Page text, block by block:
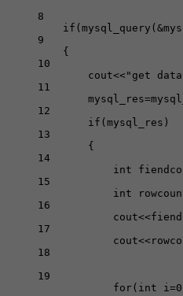
8
if ( mysql_query ( &
9
{
10
cout<<"get
11
mysql_res=
12
if (mysql_res)
13
{
14
int
15
int
16
cout<<
17
cout<<
18
19
for( int i=0